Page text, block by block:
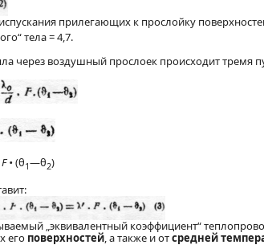
прилегающих к прослойку
тела = 4,7.
через воздушный прослоек происходит тремя
F • (θ1—θ2)
„эквивалентный коэффициент“
его поверхностей, а также и отсредней